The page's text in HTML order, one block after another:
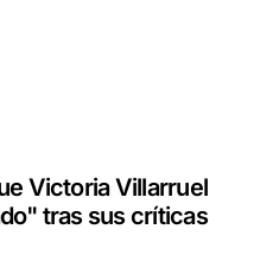
Victoria Villarruel
tras sus críticas